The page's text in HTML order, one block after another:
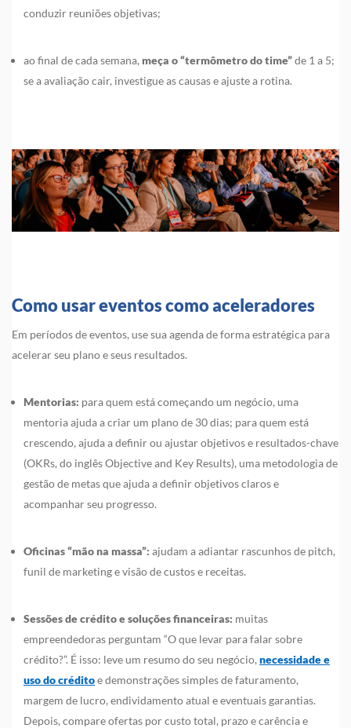
conduzir reuniões objetivas;
ao final de cada semana, meça o “termômetro do time”de 1 a 5;
se a avaliação cair, investigue as causas e ajuste a rotina.
Como usar eventos como aceleradores
Em períodos de eventos, use sua agenda de forma estratégica para
acelerar seu plano e seus resultados.
Mentorias: para quem está começando um negócio, uma
mentoria ajuda a criar um plano de 30 dias; para quem está
crescendo, ajuda a definir ou ajustar objetivos e resultados-chave
(OKRs, do inglês Objective and Key Results), uma metodologia de
gestão de metas que ajuda a definir objetivos claros e
acompanhar seu progresso.
Oficinas “mão na massa”: ajudam a adiantar rascunhos de pitch,
funil de marketing e visão de custos e receitas.
Sessões de crédito e soluções financeiras: muitas
empreendedoras perguntam “O que levar para falar sobre
crédito?”. É isso: leve um resumo do seu negócio, necessidade e
uso do créditoe demonstrações simples de faturamento,
margem de lucro, endividamento atual e eventuais garantias.
Depois, compare ofertas por custo total, prazo e carência e